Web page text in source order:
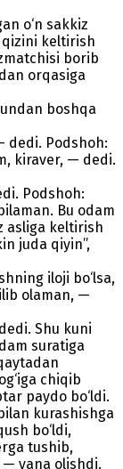
o‘n sakkiz
keltirish
borib
orqasiga
boshqa
dedi. Podshoh:
kiraver, — dedi.
Podshoh:
Bu odam
asliga keltirish
juda qiyin”,
iloji bo‘lsa,
olaman, —
Shu kuni
suratiga
chiqib
paydo bo‘ldi.
kurashishga
bo‘ldi,
tushib,
— yana olishdi.